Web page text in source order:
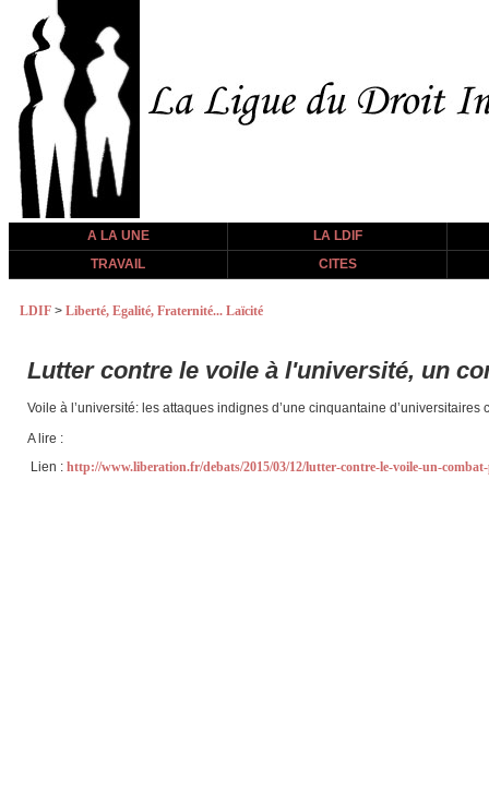
A LA UNE
LA LDIF
TRAVAIL
CITES
LDIF > Liberté, Egalité, Fraternité... Laïcité
Lutter contre le voile à l'université, un
Voile à l’université: les attaques indignes d’une cinquantaine
A lire :
Lien : http://www.liberation.fr/debats/2015/03/12/lutter-contre-le-voile-un-combat-